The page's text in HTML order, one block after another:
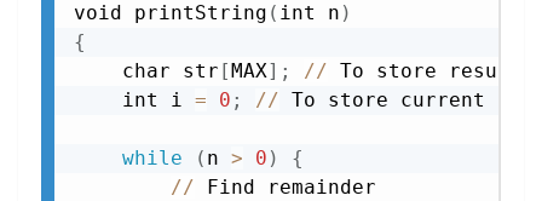
void printString ( int n )
{
    char str
[MAX] ; // To store result
    int i
= 0 ; // To store current
while ( n > 0 )
{
// Find remainder